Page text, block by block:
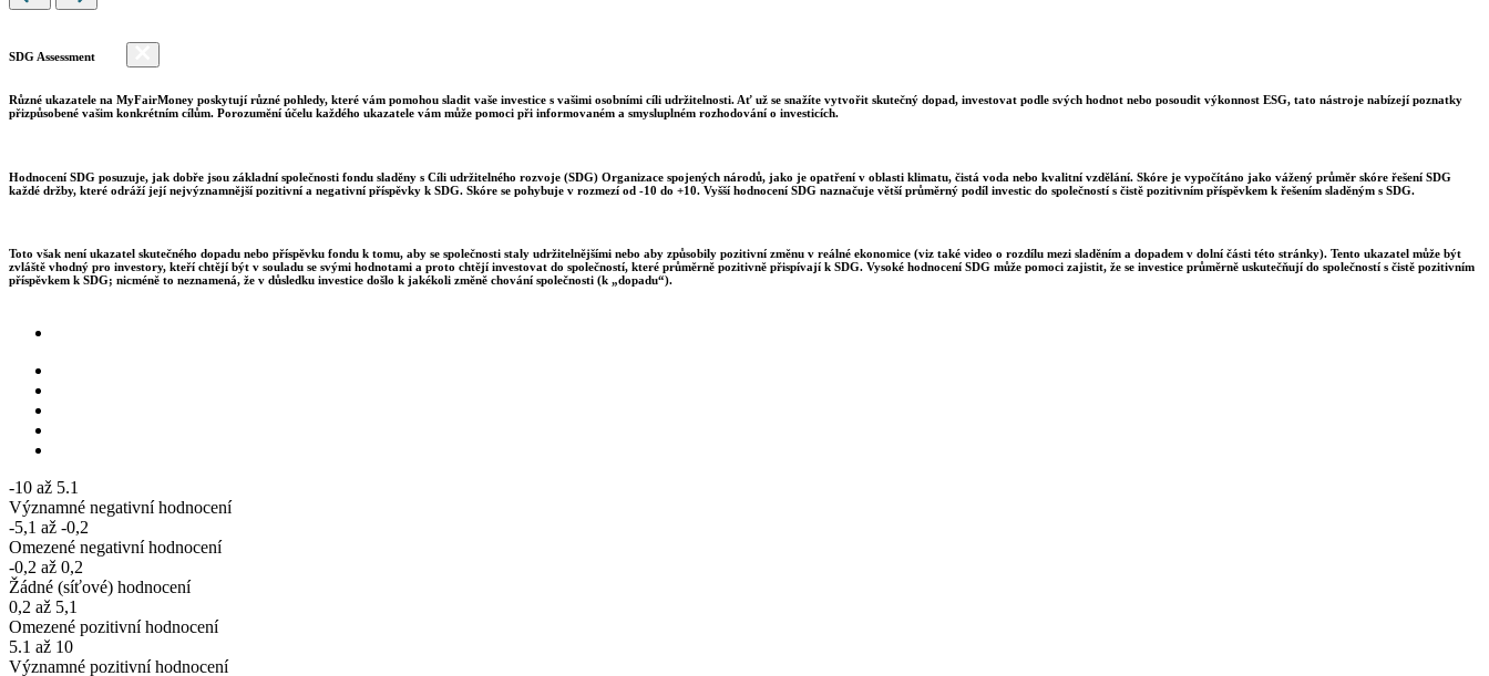
SDG Assessment
Různé ukazatele na MyFairMoney poskytují různé pohledy, které vám pomohou sladit vaše investice s vašimi osobními cíli udržitelnosti. Ať už se snažíte vytvořit skutečný dopad, investovat podle svých hodnot nebo posoudit výkonnost ESG, tato nástroje nabízejí poznatky
přizpůsobené vašim konkrétním cílům. Porozumění účelu každého ukazatele vám může pomoci při informovaném a smysluplném rozhodování o investicích.
Hodnocení SDG posuzuje, jak dobře jsou základní společnosti fondu sladěny s Cíli udržitelného rozvoje (SDG) Organizace spojených národů, jako je opatření v oblasti klimatu, čistá voda nebo kvalitní vzdělání. Skóre je vypočítáno jako vážený průměr skóre řešení SDG
každé držby, které odráží její nejvýznamnější pozitivní a negativní příspěvky k SDG. Skóre se pohybuje v rozmezí od -10 do +10. Vyšší hodnocení SDG naznačuje větší průměrný podíl investic do společností s čistě pozitivním příspěvkem k řešením sladěným s SDG.
Toto však není ukazatel skutečného dopadu nebo příspěvku fondu k tomu, aby se společnosti staly udržitelnějšími nebo aby způsobily pozitivní změnu v reálné ekonomice (viz také video o rozdílu mezi sladěním a dopadem v dolní části této stránky). Tento ukazatel může být
zvláště vhodný pro investory, kteří chtějí být v souladu se svými hodnotami a proto chtějí investovat do společností, které průměrně pozitivně přispívají k SDG. Vysoké hodnocení SDG může pomoci zajistit, že se investice průměrně uskutečňují do společností s čistě pozitivním
příspěvkem k SDG; nicméně to neznamená, že v důsledku investice došlo k jakékoli změně chování společnosti (k „dopadu“).
-10 až 5.1
Významné negativní hodnocení
-5,1 až -0,2
Omezené negativní hodnocení
-0,2 až 0,2
Žádné (síťové) hodnocení
0,2 až 5,1
Omezené pozitivní hodnocení
5.1 až 10
Významné pozitivní hodnocení